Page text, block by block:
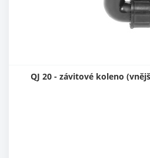
QJ 20 - závitové koleno